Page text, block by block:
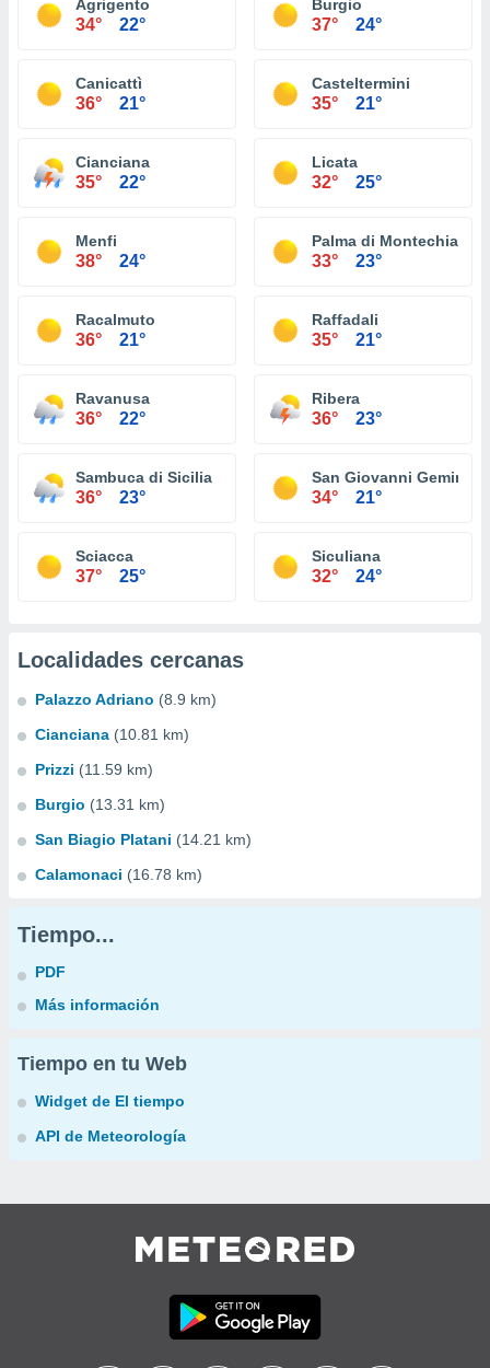
Agrigento
34° 22°
Burgio
37° 24°
Canicattì
36° 21°
Casteltermini
35° 21°
Cianciana
35° 22°
Licata
32° 25°
Menfi
38° 24°
Palma di Montechiaro
33° 23°
Racalmuto
36° 21°
Raffadali
35° 21°
Ravanusa
36° 22°
Ribera
36° 23°
Sambuca di Sicilia
36° 23°
San Giovanni Gemini
34° 21°
Sciacca
37° 25°
Siculiana
32° 24°
Localidades cercanas
Palazzo Adriano (8.9 km)
Cianciana (10.81 km)
Prizzi (11.59 km)
Burgio (13.31 km)
San Biagio Platani (14.21 km)
Calamonaci (16.78 km)
Tiempo...
PDF
Más información
Tiempo en tu Web
Widget de El tiempo
API de Meteorología